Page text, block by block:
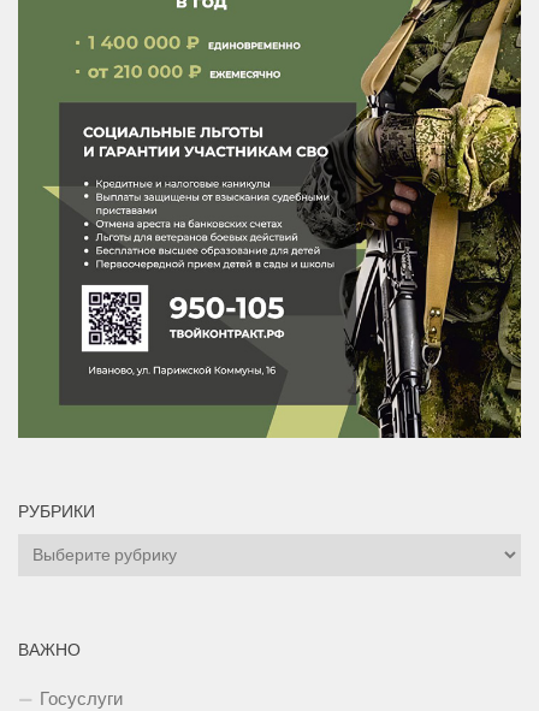
РУБРИКИ
Рубрики
ВАЖНО
Госуслуги